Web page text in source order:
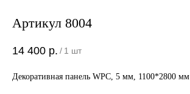
Артикул 8004
14 400 р. / 1 шт
Декоративная панель WPC, 5 мм, 1100*2800 мм